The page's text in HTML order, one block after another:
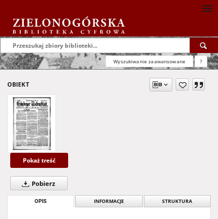
Wyszukiwanie zaawansowane ?
OBIEKT
Pokaż treść
Pobierz
OPIS INFORMACJE STRUKTURA